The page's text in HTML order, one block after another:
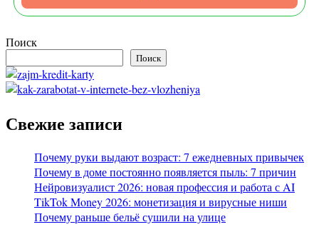
Поиск
Поиск
Свежие записи
Почему руки выдают возраст: 7 ежедневных привычек
Почему в доме постоянно появляется пыль: 7 причин
Нейровизуалист 2026: новая профессия и работа с AI
TikTok Money 2026: монетизация и вирусные ниши
Почему раньше бельё сушили на улице